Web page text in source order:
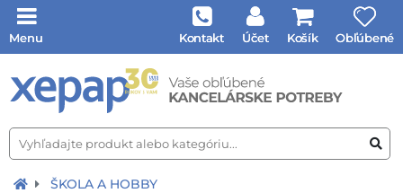
Menu Kontakt Účet Košík Obľúbené
ŠKOLA A HOBBY